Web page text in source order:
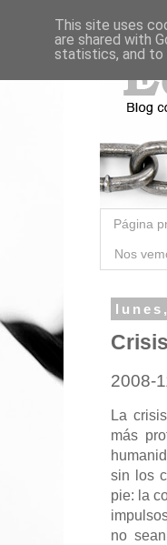
Página
Nos
2008-
La
más
sin los
pie: la
no
This site uses
are shared with
statistics, and to